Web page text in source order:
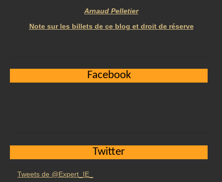
Arnaud Pelletier
Note sur les billets de ce blog et droit de réserve
Facebook
Twitter
Tweets de @Expert_IE_